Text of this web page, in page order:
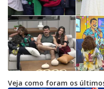
Veja como foram os